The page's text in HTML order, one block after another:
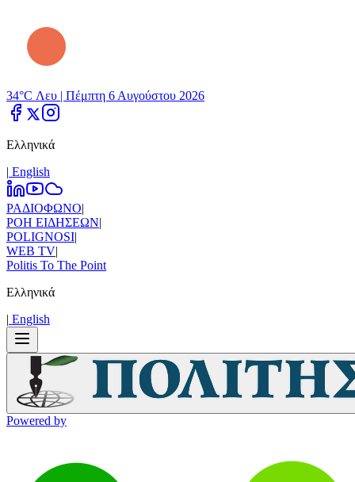
34°C Λευ | Πέμπτη 6 Αυγούστου 2026
Ελληνικά
| Εnglish
ΡΑΔΙΟΦΩΝΟ|
ΡΟΗ ΕΙΔΗΣΕΩΝ|
POLIGNOSI|
WEB TV|
Politis To The Point
Ελληνικά
| Εnglish
Powered by